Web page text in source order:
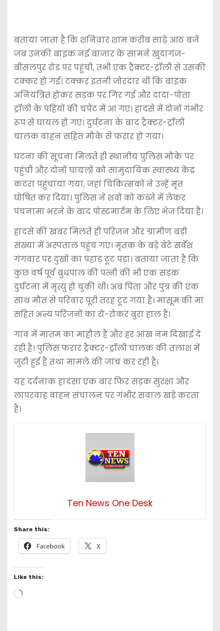
बताया जाता है कि शनिवार शाम करीब साढ़े आठ बजे
जब उनकी बाइक नई बाजार के सामने खुदागंज-
बीसलपुर रोड पर पहुंची, तभी एक ट्रैक्टर-ट्रॉली से उसकी
टक्कर हो गई। टक्कर इतनी जोरदार थी कि बाइक
अनियंत्रित होकर सड़क पर गिर गई और दादा-पोता
ट्रॉली के पहियों की चपेट में आ गए। हादसे में दोनों गंभीर
रूप से घायल हो गए। दुर्घटना के बाद ट्रैक्टर-ट्रॉली
चालक वाहन सहित मौके से फरार हो गया।
घटना की सूचना मिलते ही स्थानीय पुलिस मौके पर
पहुंची और दोनों घायलों को सामुदायिक स्वास्थ्य केंद्र
कटरा पहुंचाया गया, जहां चिकित्सकों ने उन्हें मृत
घोषित कर दिया। पुलिस ने शवों को कब्जे में लेकर
पंचनामा भरने के बाद पोस्टमार्टम के लिए भेज दिया है।
हादसे की खबर मिलते ही परिजन और ग्रामीण बड़ी
संख्या में अस्पताल पहुंच गए। मृतक के बड़े बेटे सर्वेश
गंगवार पर दुखों का पहाड़ टूट पड़ा। बताया जाता है कि
कुछ वर्ष पूर्व बुधपाल की पत्नी की भी एक सड़क
दुर्घटना में मृत्यु हो चुकी थी। अब पिता और पुत्र की एक
साथ मौत से परिवार पूरी तरह टूट गया है। मासूम की मां
सहित अन्य परिजनों का रो-रोकर बुरा हाल है।
गांव में मातम का माहौल है और हर आंख नम दिखाई दे
रही है। पुलिस फरार ट्रैक्टर-ट्रॉली चालक की तलाश में
जुटी हुई है तथा मामले की जांच कर रही है।
यह दर्दनाक हादसा एक बार फिर सड़क सुरक्षा और
लापरवाह वाहन संचालन पर गंभीर सवाल खड़े करता
है।
Ten News One Desk
Share this:
Facebook X
Like this:
L